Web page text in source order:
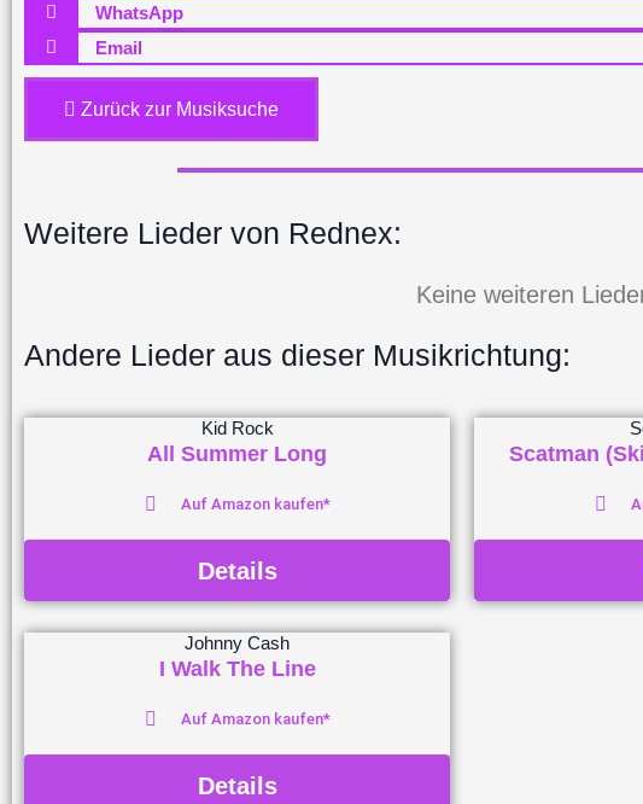
WhatsApp
Email
Zurück zur Musiksuche
Weitere Lieder von Rednex:
Keine weiteren
Andere Lieder aus dieser Musikrichtung:
Kid Rock
All Summer Long
Auf Amazon kaufen*
Details
Scatman
Johnny Cash
I Walk The Line
Auf Amazon kaufen*
Details